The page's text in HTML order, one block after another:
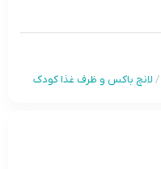
/ لانچ باکس و ظرف غذا کودک